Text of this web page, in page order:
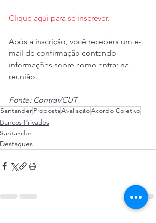
Clique aqui para se inscrever.
Após a inscrição, você receberá um e-
mail de confirmação contendo
informações sobre como entrar na
reunião.
Fonte: Contraf/CUT
SantanderPropostaAvaliaçãoAcordo Coletivo
Bancos Privados
Santander
Destaques